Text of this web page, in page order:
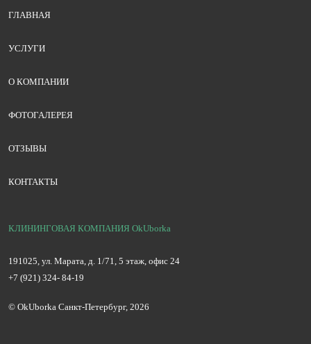
ГЛАВНАЯ
УСЛУГИ
О КОМПАНИИ
ФОТОГАЛЕРЕЯ
ОТЗЫВЫ
КОНТАКТЫ
КЛИНИНГОВАЯ КОМПАНИЯ OkUborka
191025, ул. Марата, д. 1/71, 5 этаж, офис 24
+7 (921) 324- 84-19
© OkUborka Санкт-Петербург, 2026